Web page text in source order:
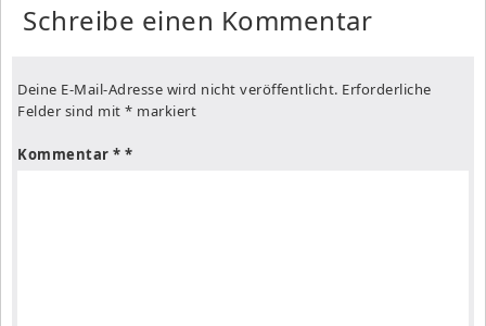
Schreibe einen Kommentar
Deine E-Mail-Adresse wird nicht veröffentlicht. Erforderliche
Felder sind mit * markiert
Kommentar *